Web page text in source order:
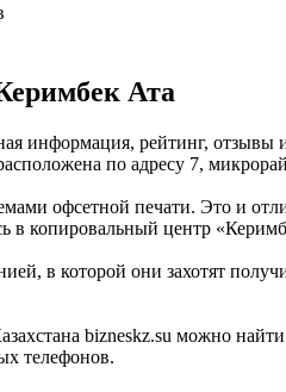
Ата
информация, рейтинг,
по адресу 7,
офсетной печати. Это и
в копировальный центр
в которой они захотят
bizneskz.su можно
телефонов.